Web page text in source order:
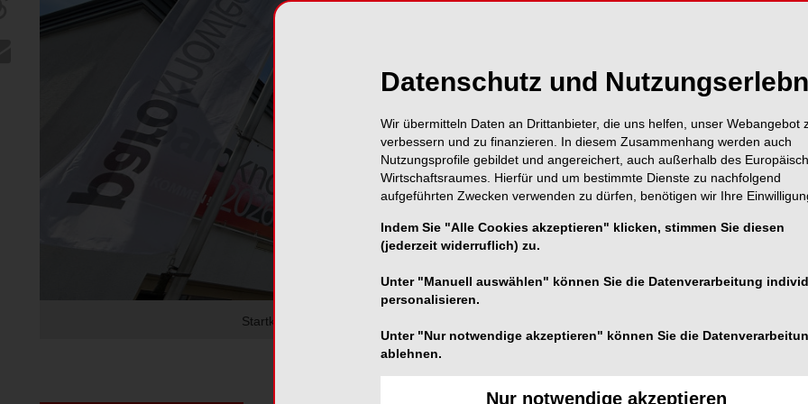
Startklar für drei Tage Fortbildung und Austausch im K3 KitzKongress.
1/
Datenschutz und
Wir übermitteln Daten an Drittanbieter, die uns helfen, unser Webangebot
verbessern und zu finanzieren. In diesem Zusammenhang werden auch
Nutzungsprofile gebildet und angereichert, auch außerhalb des
Wirtschaftsraumes. Hierfür und um bestimmte Dienste zu nachfolgend
aufgeführten Zwecken verwenden zu dürfen, benötigen wir Ihre
Indem Sie "Alle Cookies akzeptieren" klicken, stimmen Sie diesen
(jederzeit widerruflich) zu.
Unter "Manuell auswählen" können Sie die Datenverarbeitung
personalisieren.
Unter "Nur notwendige akzeptieren" können Sie die
ablehnen.
Nur notwendige akzeptieren